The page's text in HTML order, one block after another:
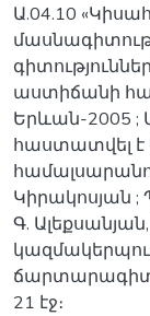
Ա.04.10
աստիճանի
Երևան-2005 ;
հաստատվել
Կիրակոսյան
Գ.
21 էջ։